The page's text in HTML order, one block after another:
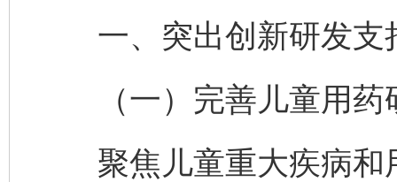
一、突出创新研发支
（一）完善儿童用药
聚焦儿童重大疾病和